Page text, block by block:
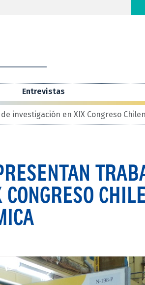
Entrevistas
investigación en XIX Congreso